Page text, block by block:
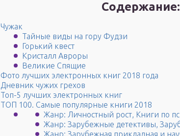
Содержание:
Чужак
Тайные виды на гору Фудзи
Горький квест
Кристалл Авроры
Великие Спящие
Фото лучших электронных книг 2018 года
Дневник чужих грехов
Топ-5 лучших электронных книг
ТОП 100. Самые популярные книги 2018
Жанр: Личностный рост, Книги по
Жанр: Зарубежные детективы,
Жанр: Зарубежная прикладная и